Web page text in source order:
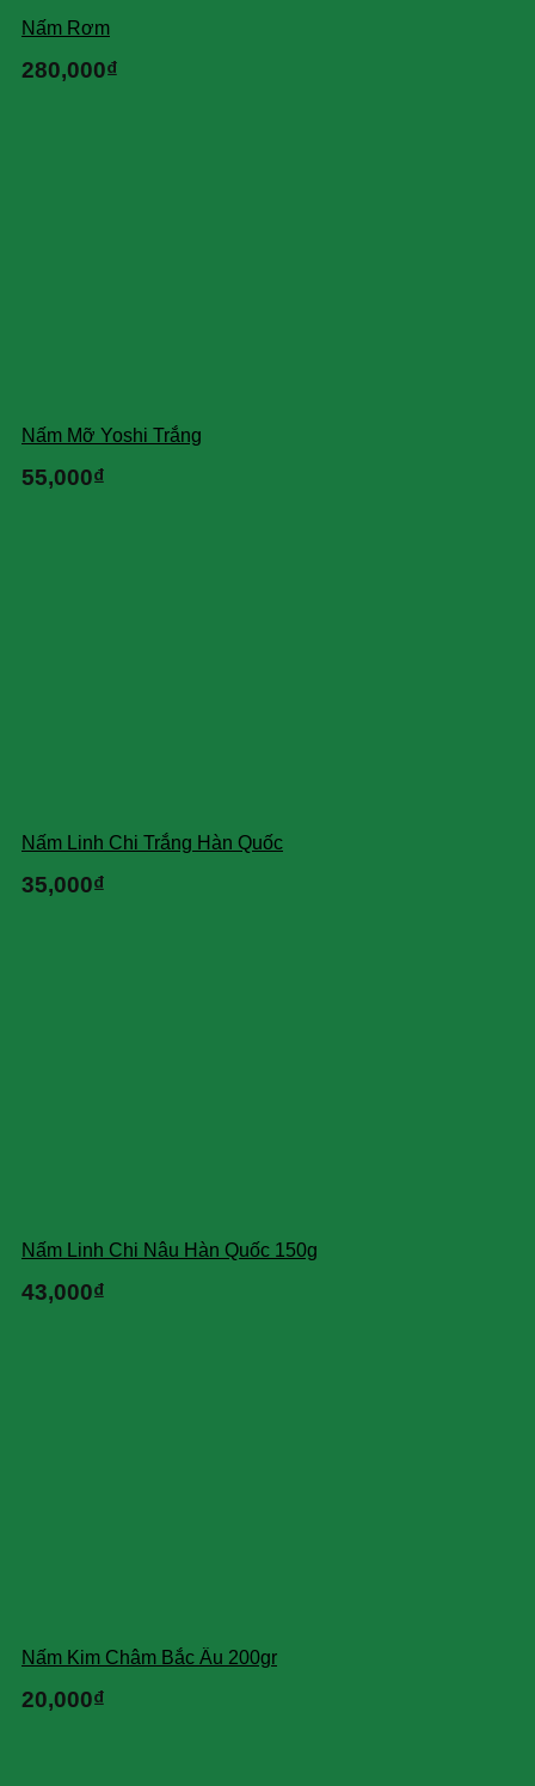
Nấm Rơm
280,000₫
Nấm Mỡ Yoshi Trắng
55,000₫
Nấm Linh Chi Trắng Hàn Quốc
35,000₫
Nấm Linh Chi Nâu Hàn Quốc 150g
43,000₫
Nấm Kim Châm Bắc Âu 200gr
20,000₫